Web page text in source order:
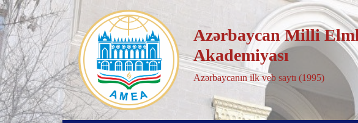
Azərbaycan Milli
Akademiyası
Azərbaycanın ilk veb saytı (1995)